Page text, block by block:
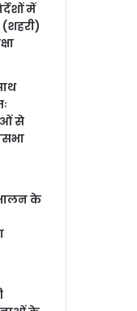
में
से
के